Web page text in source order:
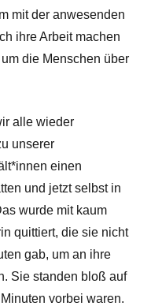
mit der anwesenden
ihre Arbeit machen
die Menschen über
alle wieder
unserer
einen
und jetzt selbst in
wurde mit kaum
quittiert, die sie nicht
gab, um an ihre
Sie standen bloß auf
vorbei waren.